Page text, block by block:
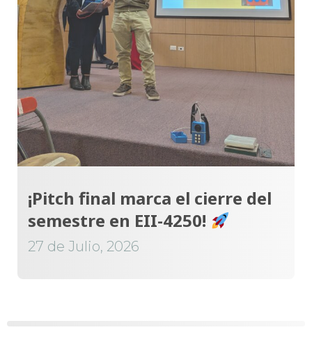
¡Pitch final marca el cierre del
semestre en EII-4250!
27 de Julio, 2026